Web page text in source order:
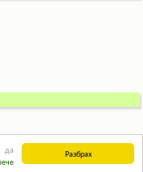
Разбрах
да
Правила и условия|